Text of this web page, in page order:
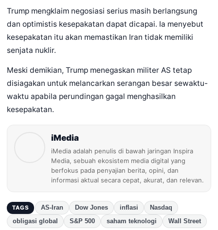
Trump mengklaim negosiasi serius masih berlangsung
dan optimistis kesepakatan dapat dicapai. Ia menyebut
kesepakatan itu akan memastikan Iran tidak memiliki
senjata nuklir.
Meski demikian, Trump menegaskan militer AS tetap
disiagakan untuk melancarkan serangan besar sewaktu-
waktu apabila perundingan gagal menghasilkan
kesepakatan.
iMedia
iMedia adalah penulis di bawah jaringan Inspira
Media, sebuah ekosistem media digital yang
berfokus pada penyajian berita, opini, dan
informasi aktual secara cepat, akurat, dan relevan.
TAGS AS-Iran Dow Jones inflasi
Nasdaq
obligasi global
S&P 500 saham teknologi Wall Street